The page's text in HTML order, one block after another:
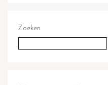
Zoeken